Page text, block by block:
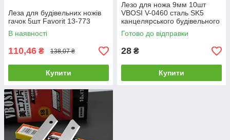
Леза для будівельних ножів
гачок 5шт Favorit 13-773
В наявності
110,46 ₴ 138,07 ₴
Купити
Лезо для ножа 9мм 10шт
VBOSI V-0460 сталь SK5
канцелярського будівельного
Готово до відправки
28 ₴
Купити